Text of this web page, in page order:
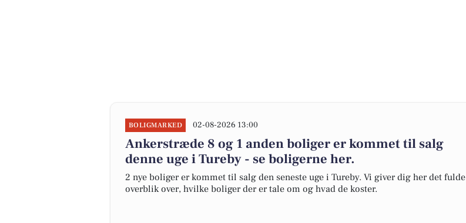
BOLIGMARKED 02-08-2026 13:00
Ankerstræde 8 og 1 anden boliger er kommet til salg
denne uge i Tureby - se boligerne her.
2 nye boliger er kommet til salg den seneste uge i Tureby. Vi giver dig her det fulde
overblik over, hvilke boliger der er tale om og hvad de koster.